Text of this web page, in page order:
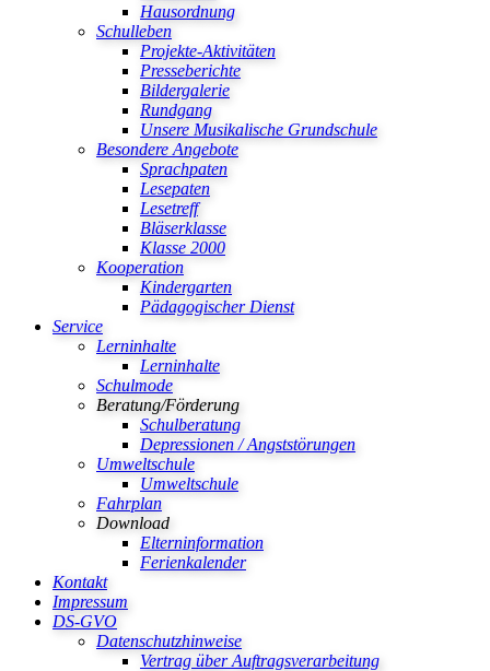
Hausordnung
Schulleben
Projekte-Aktivitäten
Presseberichte
Bildergalerie
Rundgang
Unsere Musikalische Grundschule
Besondere Angebote
Sprachpaten
Lesepaten
Lesetreff
Bläserklasse
Klasse 2000
Kooperation
Kindergarten
Pädagogischer Dienst
Service
Lerninhalte
Lerninhalte
Schulmode
Beratung/Förderung
Schulberatung
Depressionen / Angststörungen
Umweltschule
Umweltschule
Fahrplan
Download
Elterninformation
Ferienkalender
Kontakt
Impressum
DS-GVO
Datenschutzhinweise
Vertrag über Auftragsverarbeitung